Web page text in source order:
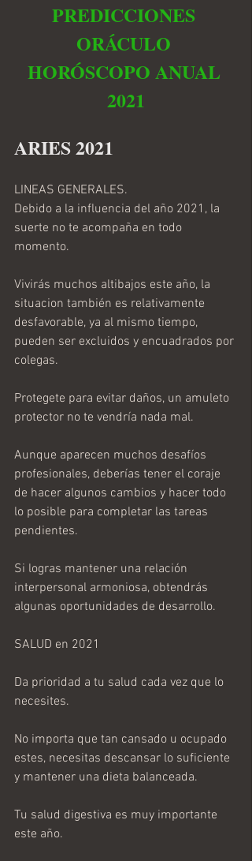
PREDICCIONES
ORÁCULO
HORÓSCOPO ANUAL
2021
ARIES 2021
LINEAS GENERALES.
Debido a la influencia del año 2021, la
suerte no te acompaña en todo
momento.
Vivirás muchos altibajos este año, la
situacion también es relativamente
desfavorable, ya al mismo tiempo,
pueden ser excluidos y encuadrados por
colegas.
Protegete para evitar daños, un amuleto
protector no te vendría nada mal.
Aunque aparecen muchos desafíos
profesionales, deberías tener el coraje
de hacer algunos cambios y hacer todo
lo posible para completar las tareas
pendientes.
Si logras mantener una relación
interpersonal armoniosa, obtendrás
algunas oportunidades de desarrollo.
SALUD en 2021
Da prioridad a tu salud cada vez que lo
necesites.
No importa que tan cansado u ocupado
estes, necesitas descansar lo suficiente
y mantener una dieta balanceada.
Tu salud digestiva es muy importante
este año.